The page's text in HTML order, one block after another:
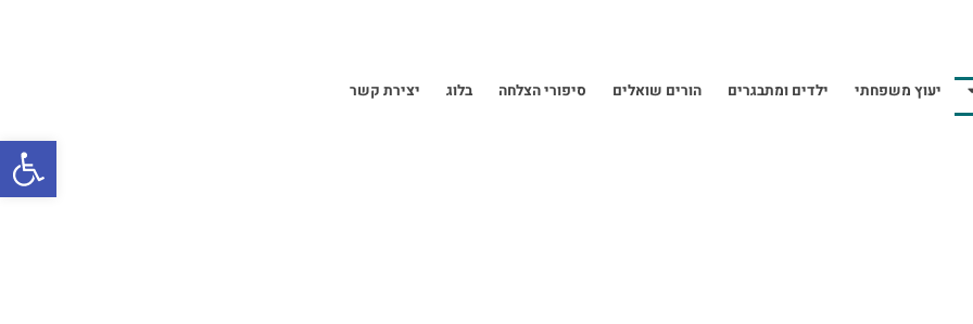
פתח
יעוץ משפחתי ילדים ומתבגרים הורים שואלים סיפורי הצלחה בלוג יצירת קשר